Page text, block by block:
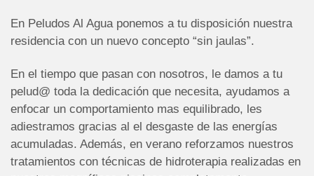
En Peludos Al Agua ponemos a tu disposición nuestra
residencia con un nuevo concepto “sin jaulas”.
En el tiempo que pasan con nosotros, le damos a tu
pelud@ toda la dedicación que necesita, ayudamos a
enfocar un comportamiento mas equilibrado, les
adiestramos gracias al el desgaste de las energías
acumuladas. Además, en verano reforzamos nuestros
tratamientos con técnicas de hidroterapia realizadas en